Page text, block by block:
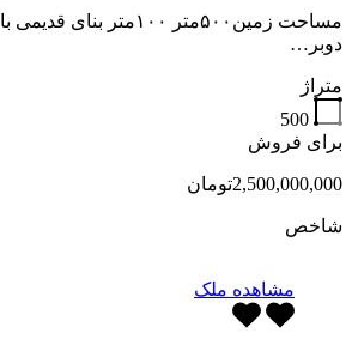
مساحت زمین۵۰۰متر ۱۰۰متر
دوبر…
متراژ
500
برای فروش
2,500,000,000تومان
شاخص
مشاهده ملک